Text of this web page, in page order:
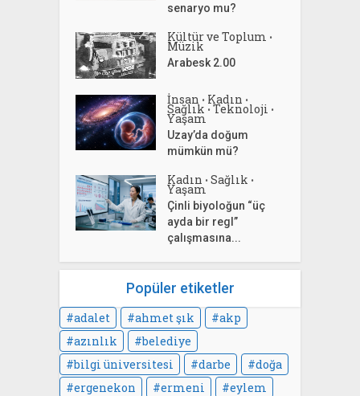
senaryo mu?
Kültür ve Toplum •
Müzik
Arabesk 2.00
İnsan • Kadın •
Sağlık • Teknoloji •
Yaşam
Uzay’da doğum
mümkün mü?
Kadın • Sağlık •
Yaşam
Çinli biyoloğun “üç
ayda bir regl”
çalışmasına...
Popüler etiketler
adalet ahmet şık
akp
azınlık
belediye
bilgi üniversitesi
darbe
doğa
ergenekon
ermeni
eylem